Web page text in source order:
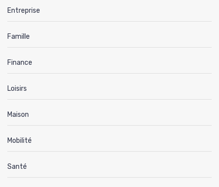
Entreprise
Famille
Finance
Loisirs
Maison
Mobilité
Santé